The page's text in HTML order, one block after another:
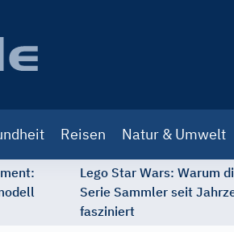
Reisen Natur & Umwelt
Lego Star Wars: Warum
Serie Sammler seit
fasziniert